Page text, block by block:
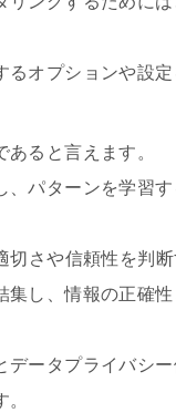
オプションや設定
ると言えます。
パターンを学習
さや信頼性を判断
し、情報の正確
ータプライバシ